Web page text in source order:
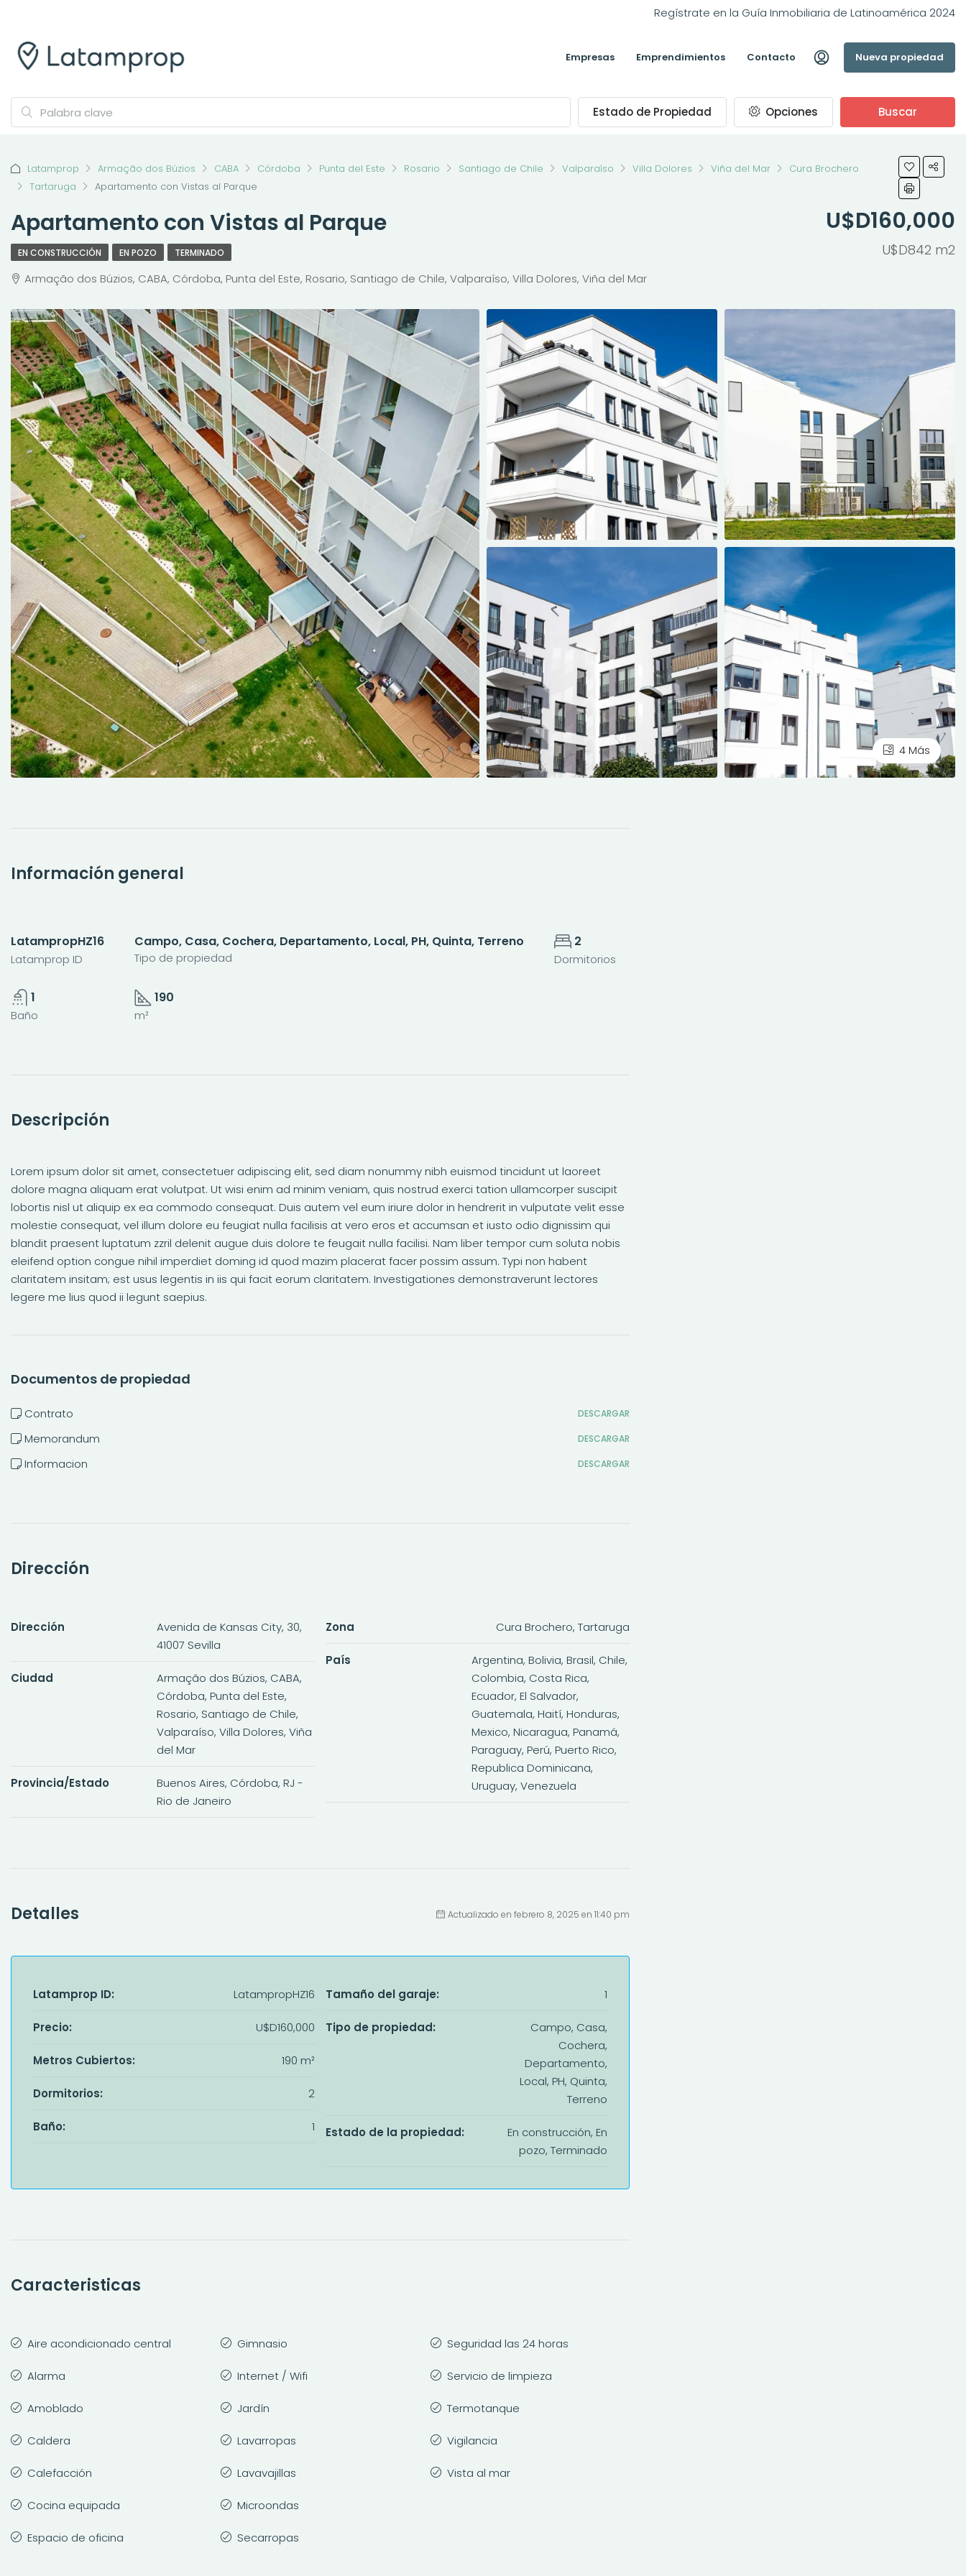
Regístrate en la Guía Inmobiliaria de Latinoamérica 2024
Empresas Emprendimientos Contacto Nueva propiedad
Estado de Propiedad Opciones Buscar
Latamprop Armação dos Búzios CABA Córdoba Punta del Este Rosario Santiago de Chile Valparaíso Villa Dolores Viña del Mar
Cura Brochero
Tartaruga
Apartamento con Vistas al Parque
Apartamento con Vistas al Parque U$D160,000
U$D842 m2
EN CONSTRUCCIÓN EN POZO TERMINADO
Armação dos Búzios, CABA, Córdoba, Punta del Este, Rosario, Santiago de Chile, Valparaíso, Villa Dolores, Viña del Mar
4 Más
Información general
LatampropHZ16
Latamprop ID
Campo, Casa, Cochera, Departamento, Local, PH, Quinta, Terreno
Tipo de propiedad
2
Dormitorios
1
Baño
190
m²
Descripción
Lorem ipsum dolor sit amet, consectetuer adipiscing elit, sed diam nonummy nibh euismod tincidunt ut laoreet
dolore magna aliquam erat volutpat. Ut wisi enim ad minim veniam, quis nostrud exerci tation ullamcorper suscipit
lobortis nisl ut aliquip ex ea commodo consequat. Duis autem vel eum iriure dolor in hendrerit in vulputate velit esse
molestie consequat, vel illum dolore eu feugiat nulla facilisis at vero eros et accumsan et iusto odio dignissim qui
blandit praesent luptatum zzril delenit augue duis dolore te feugait nulla facilisi. Nam liber tempor cum soluta nobis
eleifend option congue nihil imperdiet doming id quod mazim placerat facer possim assum. Typi non habent
claritatem insitam; est usus legentis in iis qui facit eorum claritatem. Investigationes demonstraverunt lectores
legere me lius quod ii legunt saepius.
Documentos de propiedad
Contrato DESCARGAR
Memorandum DESCARGAR
Informacion DESCARGAR
Dirección
Dirección
Avenida de Kansas City, 30,
41007 Sevilla
Ciudad
Armação dos Búzios, CABA,
Córdoba, Punta del Este,
Rosario, Santiago de Chile,
Valparaíso, Villa Dolores, Viña
del Mar
Provincia/Estado
Buenos Aires, Córdoba, RJ -
Rio de Janeiro
Zona Cura Brochero, Tartaruga
País
Argentina, Bolivia, Brasil, Chile,
Colombia, Costa Rica,
Ecuador, El Salvador,
Guatemala, Haití, Honduras,
Mexico, Nicaragua, Panamá,
Paraguay, Perú, Puerto Rico,
Republica Dominicana,
Uruguay, Venezuela
Detalles Actualizado en febrero 8, 2025 en 11:40 pm
Latamprop ID: LatampropHZ16
Precio: U$D160,000
Metros Cubiertos: 190 m²
Dormitorios: 2
Baño: 1
Tamaño del garaje: 1
Tipo de propiedad:
Campo, Casa,
Cochera,
Departamento,
Local, PH, Quinta,
Terreno
Estado de la propiedad:
En construcción, En
pozo, Terminado
Caracteristicas
Aire acondicionado central
Alarma
Amoblado
Caldera
Calefacción
Cocina equipada
Espacio de oficina
Gimnasio
Internet / Wifi
Jardín
Lavarropas
Lavavajillas
Microondas
Secarropas
Seguridad las 24 horas
Servicio de limpieza
Termotanque
Vigilancia
Vista al mar